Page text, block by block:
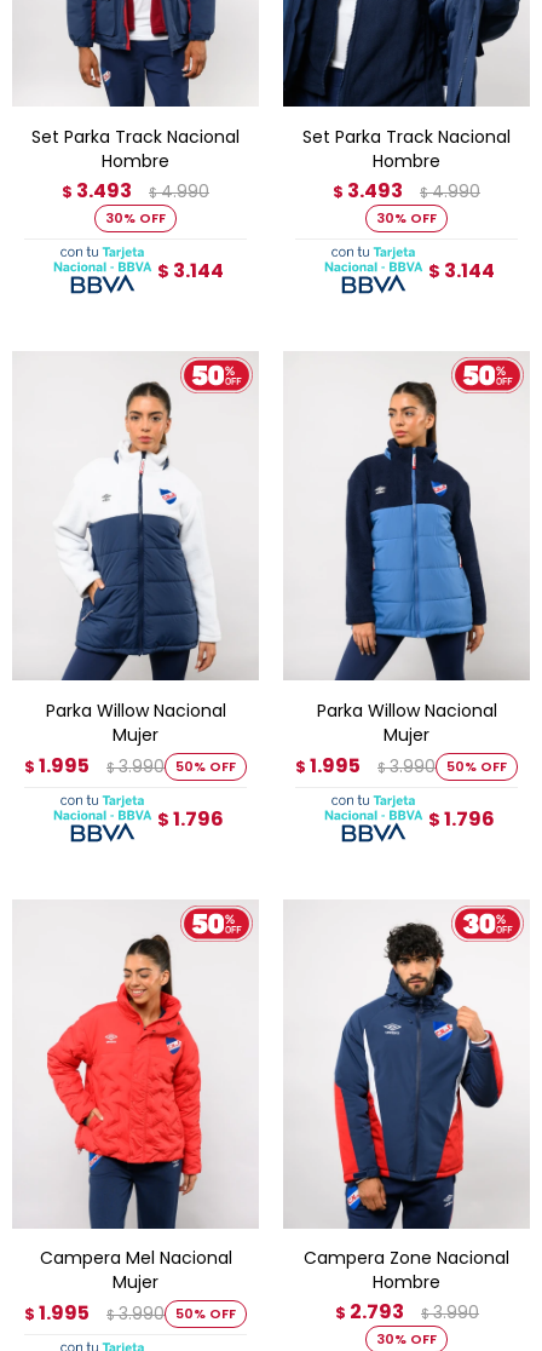
Set Parka Track Nacional
Hombre
$ 3.493 $ 4.990
30
$ 3.144
Set Parka Track Nacional
Hombre
$ 3.493 $ 4.990
30
$ 3.144
Parka Willow Nacional
Mujer
$ 1.995 $ 3.990 50
$ 1.796
Parka Willow Nacional
Mujer
$ 1.995 $ 3.990 50
$ 1.796
Campera Mel Nacional
Mujer
$ 1.995 $ 3.990 50
Campera Zone Nacional
Hombre
$ 2.793 $ 3.990
30